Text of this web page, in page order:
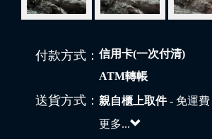
付款方式： 信用卡(一次付清)
ATM轉帳
送貨方式： 親自櫃上取件- 免運費
更多...